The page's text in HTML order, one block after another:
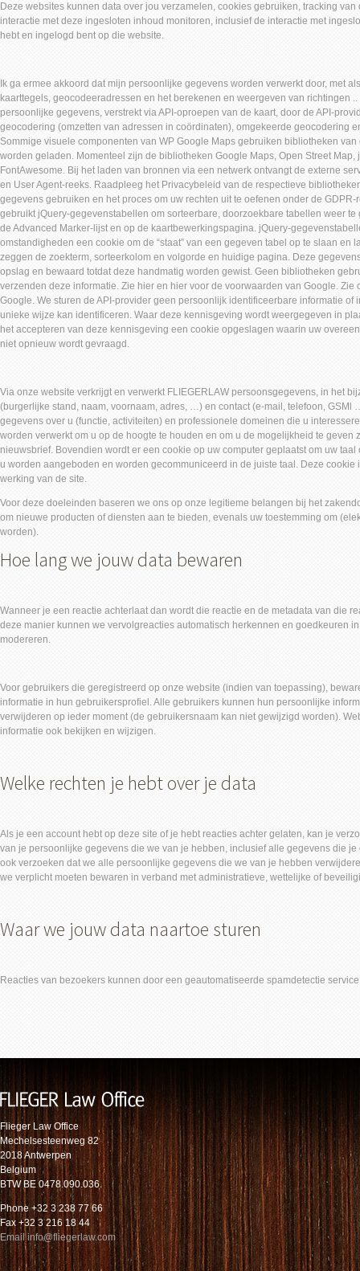
Deze websites kunnen data over jou verzamelen, cookies gebruiken, tracking
interactie met deze ingesloten inhoud monitoren, inclusief de interactie met
hebt en ingelogd bent op die website.
Ik ga ermee akkoord dat mijn persoonlijke gegevens worden verwerkt door, met
kaarttegels, geocodeeradressen en het berekenen en weergeven van richtingen
persoonlijke gegevens, verstrekt via API-oproepen van de kaart, door de API-
geocodering (omzetten van adressen in coördinaten), omgekeerde geocodering
Sommige visuele componenten van WP Google Maps gebruiken bibliotheken
worden geladen. Momenteel zijn de bibliotheken Google Maps, Open Street Map,
FontAwesome. Bij het laden van bronnen via een netwerk ontvangt de externe
en User Agent-reeks. Raadpleeg het Privacybeleid van de respectieve
gegevens gebruiken en het proces om uw rechten uit te oefenen onder de
gebruikt jQuery-gegevenstabellen om sorteerbare, doorzoekbare tabellen weer
de Advanced Marker-lijst en op de kaartbewerkingspagina. jQuery-
omstandigheden een cookie om de “staat” van een gegeven tabel op te slaan en
zeggen de zoekterm, sorteerkolom en volgorde en huidige pagina. Deze
opslag en bewaard totdat deze handmatig worden gewist. Geen bibliotheken
verzenden deze informatie. Zie hier en hier voor de voorwaarden van Google. Zie
Google. We sturen de API-provider geen persoonlijk identificeerbare informatie of
unieke wijze kan identificeren. Waar deze kennisgeving wordt weergegeven in
het accepteren van deze kennisgeving een cookie opgeslagen waarin uw
niet opnieuw wordt gevraagd.
Via onze website verkrijgt en verwerkt FLIEGERLAW persoonsgegevens, in het
(burgerlijke stand, naam, voornaam, adres, …) en contact (e-mail, telefoon, GSMl
gegevens over u (functie, activiteiten) en professionele domeinen die u
worden verwerkt om u op de hoogte te houden en om u de mogelijkheid te geven
nieuwsbrief. Bovendien wordt er een cookie op uw computer geplaatst om uw taal
u worden aangeboden en worden gecommuniceerd in de juiste taal. Deze cookie
werking van de site.
Voor deze doeleinden baseren we ons op onze legitieme belangen bij het
om nieuwe producten of diensten aan te bieden, evenals uw toestemming om
worden).
Hoe lang we jouw data bewaren
Wanneer je een reactie achterlaat dan wordt die reactie en de metadata van die
deze manier kunnen we vervolgreacties automatisch herkennen en goedkeuren
modereren.
Voor gebruikers die geregistreerd op onze website (indien van toepassing),
informatie in hun gebruikersprofiel. Alle gebruikers kunnen hun persoonlijke
verwijderen op ieder moment (de gebruikersnaam kan niet gewijzigd worden).
informatie ook bekijken en wijzigen.
Welke rechten je hebt over je data
Als je een account hebt op deze site of je hebt reacties achter gelaten, kan je
van je persoonlijke gegevens die we van je hebben, inclusief alle gegevens die
ook verzoeken dat we alle persoonlijke gegevens die we van je hebben
we verplicht moeten bewaren in verband met administratieve, wettelijke of
Waar we jouw data naartoe sturen
Reacties van bezoekers kunnen door een geautomatiseerde spamdetectie
Flieger Law Office
Mechelsesteenweg 82
2018 Antwerpen
Belgium
BTW BE 0478.090.036.
Phone +32 3 238 77 66
Fax +32 3 216 18 44
Email info@fliegerlaw.com